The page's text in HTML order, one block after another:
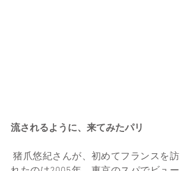
流されるように、来てみたパリ
猪爪悠紀さんが、初めてフランスを訪